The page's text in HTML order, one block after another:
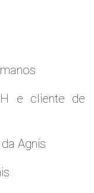
e cliente de
Agnis